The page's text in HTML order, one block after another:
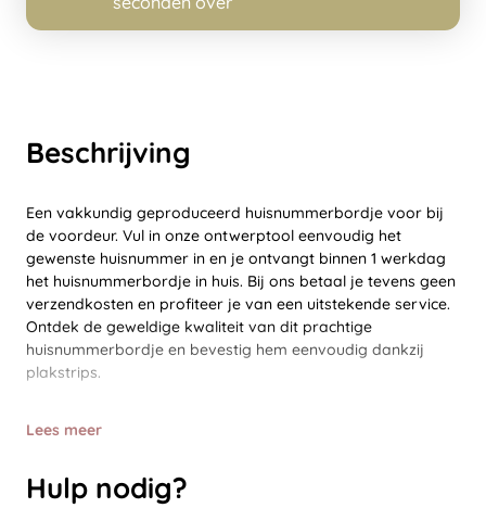
Beschrijving
Een vakkundig geproduceerd huisnummerbordje voor bij
de voordeur. Vul in onze ontwerptool eenvoudig het
gewenste huisnummer in en je ontvangt binnen 1 werkdag
het huisnummerbordje in huis. Bij ons betaal je tevens geen
verzendkosten en profiteer je van een uitstekende service.
Ontdek de geweldige kwaliteit van dit prachtige
huisnummerbordje en bevestig hem eenvoudig dankzij
plakstrips.
Lees meer
Hulp nodig?